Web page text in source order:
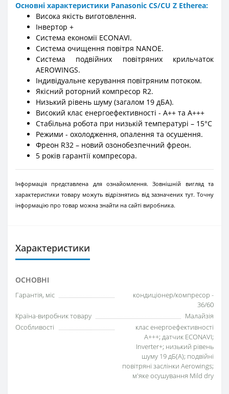
Основні характеристики Panasonic CS/CU Z Etherea:
Висока якість виготовлення.
Інвертор +
Система економії ECONAVI.
Система очищення повітря NANOE.
Система подвійних повітряних крильчаток
AEROWINGS.
Індивідуальне керування повітряним потоком.
Якісний роторний компресор R2.
Низький рівень шуму (загалом 19 дБА).
Високий клас енергоефективності - A++ та A+++
Стабільна робота при низькій температурі – 15°С
Режими - охолодження, опалення та осушення.
Фреон R32 – новий озонобезпечний фреон.
5 років гарантії компресора.
Інформація представлена для ознайомлення. Зовнішній вигляд та
характеристики товару можуть відрізнятись від зазначених тут. Точну
інформацію про товар можна знайти на сайті виробника.
Характеристики
ОСНОВНІ
Гарантія, міс
кондиціонер/компресор -
36/60
Країна-виробник товару
Малайзія
Особливості
клас енергоефективності
A+++; датчик ECONAVI;
Inverter+; низький рівень
шуму 19 дБ(А); подвійні
повітряні заслінки Aerowings;
м'яке осушування Mild dry